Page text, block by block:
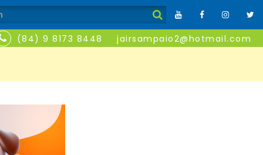
(84) 9 8173 8448 jairsampaio2@hotmail.com